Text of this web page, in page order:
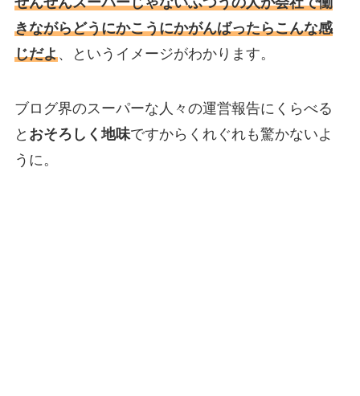
きながらどうにかこうにかがんばったらこんな感
じだよ、というイメージがわかります。
ブログ界のスーパーな人々の運営報告にくらべる
と おそろしく地味ですからくれぐれも驚かないよ
うに。